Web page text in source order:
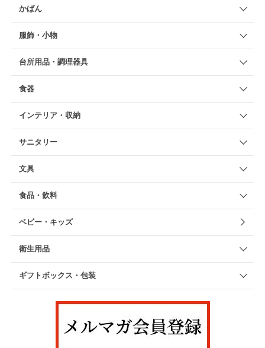
かばん
服飾・小物
台所用品・調理器具
食器
インテリア・収納
サニタリー
文具
食品・飲料
ベビー・キッズ
衛生用品
ギフトボックス・包装